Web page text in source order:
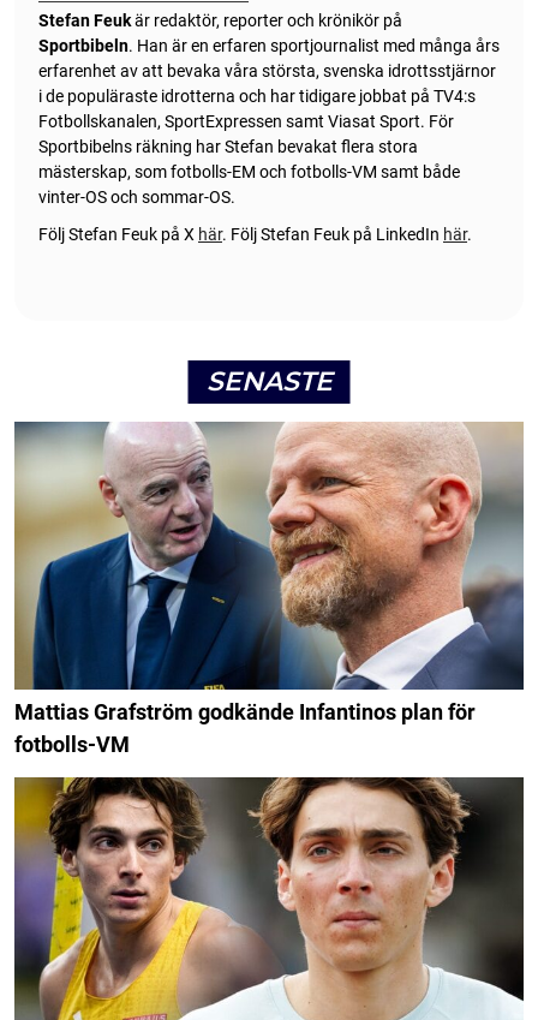
Stefan Feukär redaktör, reporter och krönikör på
Sportbibeln. Han är en erfaren sportjournalist med många års
erfarenhet av att bevaka våra största, svenska idrottsstjärnor
i de populäraste idrotterna och har tidigare jobbat på TV4:s
Fotbollskanalen, SportExpressen samt Viasat Sport. För
Sportbibelns räkning har Stefan bevakat flera stora
mästerskap, som fotbolls-EM och fotbolls-VM samt både
vinter-OS och sommar-OS.
Följ Stefan Feuk på X här. Följ Stefan Feuk på LinkedIn här.
SENASTE
Mattias Grafström godkände Infantinos plan för
fotbolls-VM